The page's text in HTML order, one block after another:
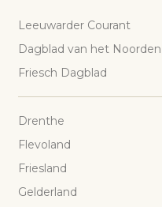
Leeuwarder Courant
Dagblad van het Noorden
Friesch Dagblad
Drenthe
Flevoland
Friesland
Gelderland